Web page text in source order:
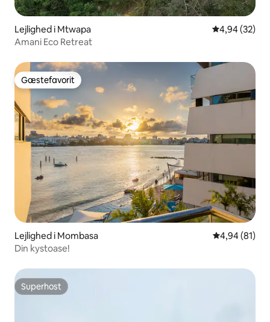
Lejlighed i Mtwapa 4,94 ud af 5 i
4,94 (32)
Amani Eco Retreat
Gæstefavorit
Gæstefavorit
Lejlighed i Mombasa 4,94 ud af 5 i
4,94 (81)
Din kystoase!
Superhost
Superhost